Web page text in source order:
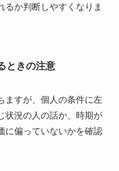
るか判断しやすくなりま
ときの注意
ますが、個人の条件に左
状況の人の話か、時期が
に偏っていないかを確認